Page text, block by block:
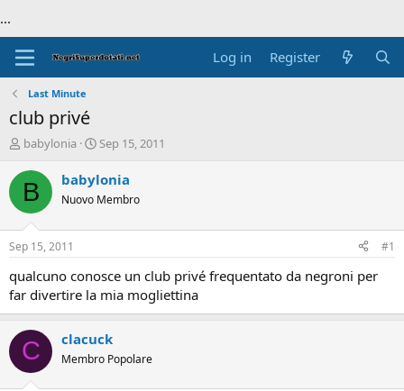
...
Log in Register
Last Minute
club privé
T
r
e
d
t
a
t
r
babylonia
S
a
t
t
e
Sep 15, 2011
B babylonia
Nuovo Membro
Sep 15, 2011 #1
qualcuno conosce un club privé frequentato da negroni per
far divertire la mia mogliettina
C clacuck
Membro Popolare